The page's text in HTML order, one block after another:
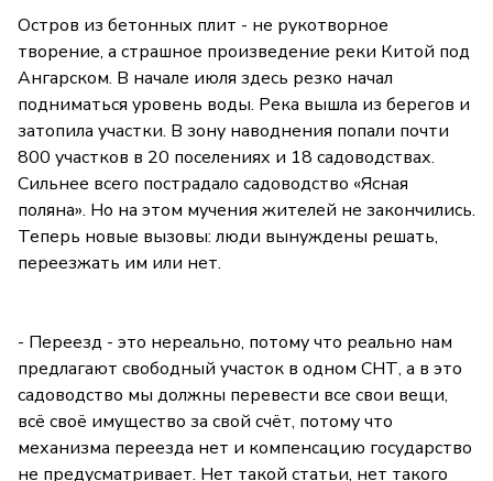
Остров из бетонных плит - не рукотворное
творение, а страшное произведение реки Китой под
Ангарском. В начале июля здесь резко начал
подниматься уровень воды. Река вышла из берегов и
затопила участки. В зону наводнения попали почти
800 участков в 20 поселениях и 18 садоводствах.
Сильнее всего пострадало садоводство «Ясная
поляна». Но на этом мучения жителей не закончились.
Теперь новые вызовы: люди вынуждены решать,
переезжать им или нет.
- Переезд - это нереально, потому что реально нам
предлагают свободный участок в одном СНТ, а в это
садоводство мы должны перевести все свои вещи,
всё своё имущество за свой счёт, потому что
механизма переезда нет и компенсацию государство
не предусматривает. Нет такой статьи, нет такого